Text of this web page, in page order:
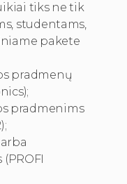
tiks ne tik
studentams,
pakete
pradmenų
pradmenims